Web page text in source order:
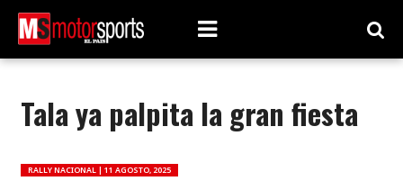
Tala ya palpita la gran fiesta
RALLY NACIONAL | 11 AGOSTO, 2025